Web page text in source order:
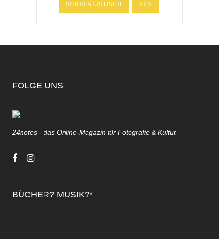
SURREALISTISCH ZEN
FOLGE UNS
24notes - das Online-Magazin für Fotografie & Kultur.
BÜCHER? MUSIK?*